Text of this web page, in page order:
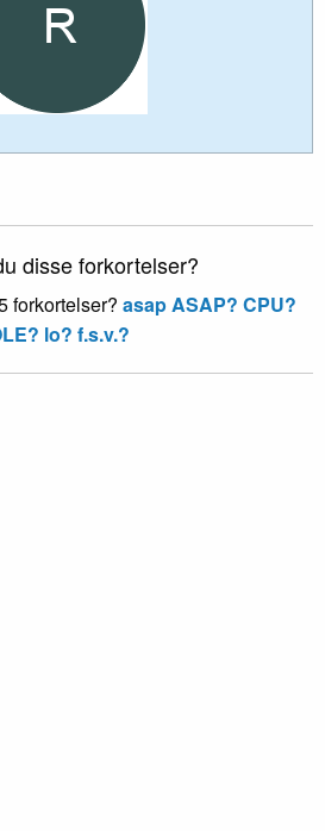
disse forkortelser?
forkortelser? asap ASAP? CPU?
lo? f.s.v.?